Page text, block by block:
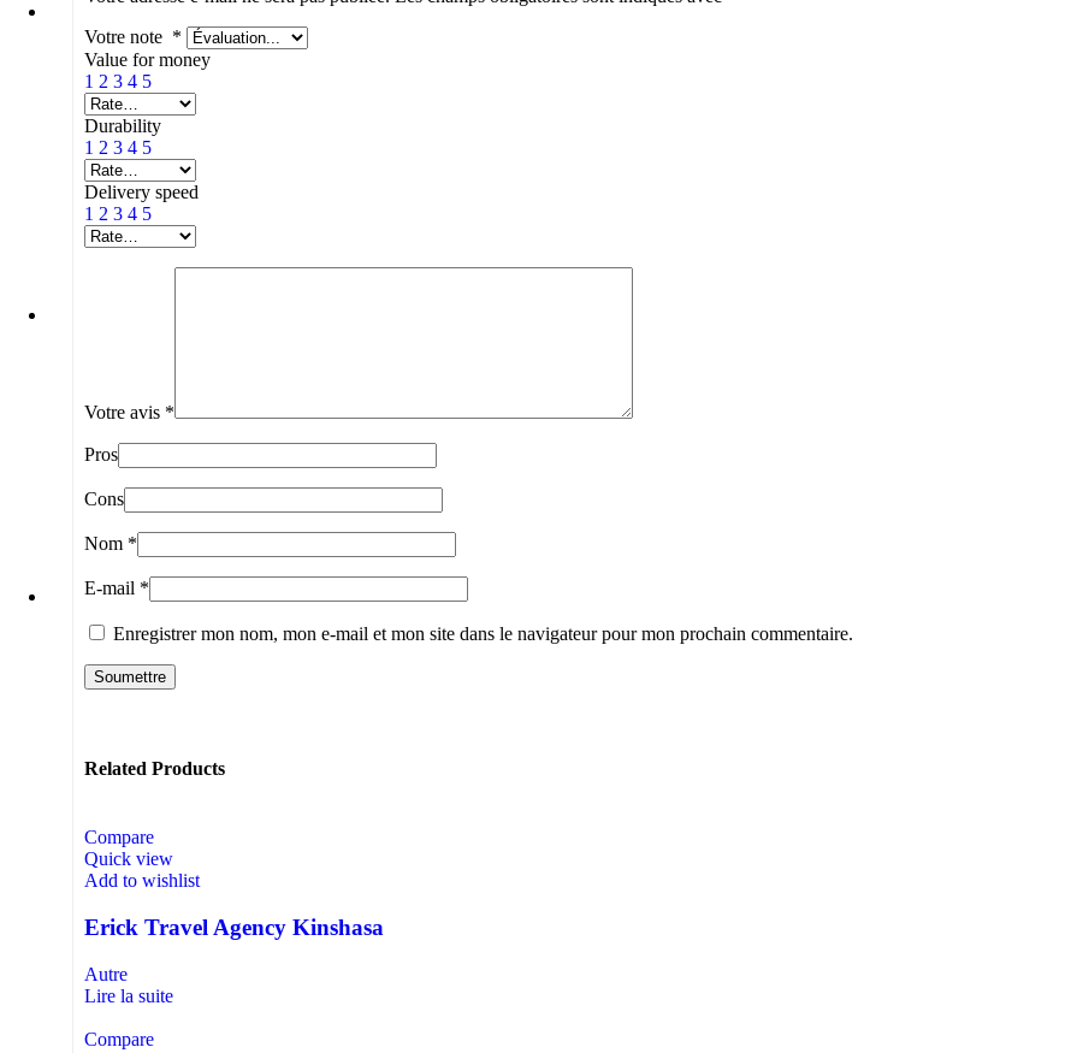
Votre note *
Value for money
1 2 3 4 5
Durability
1 2 3 4 5
Delivery speed
1 2 3 4 5
Votre avis *
Pros
Cons
Nom *
E-mail *
Enregistrer mon nom, mon e-mail et mon site dans le navigateur pour mon prochain commentaire.
Related Products
Compare
Quick view
Add to wishlist
Erick Travel Agency Kinshasa
Autre
Lire la suite
Compare